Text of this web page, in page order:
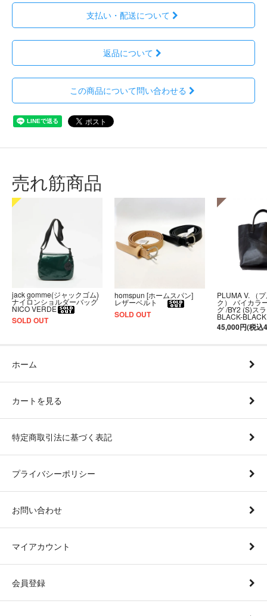
支払い・配送について
返品について
この商品について問い合わせる
売れ筋商品
jack gomme(ジャックゴム)
ナイロンショルダーバッグ
NICO VERDE
SOLD OUT
homspun [ホームスパン]
レザーベルト
SOLD OUT
PLUMA V. （
ク） バイカラ
グ /BY2 (S)ス
BLACK-BLACK
45,000円(税込
ホーム
カートを見る
特定商取引法に基づく表記
プライバシーポリシー
お問い合わせ
マイアカウント
会員登録